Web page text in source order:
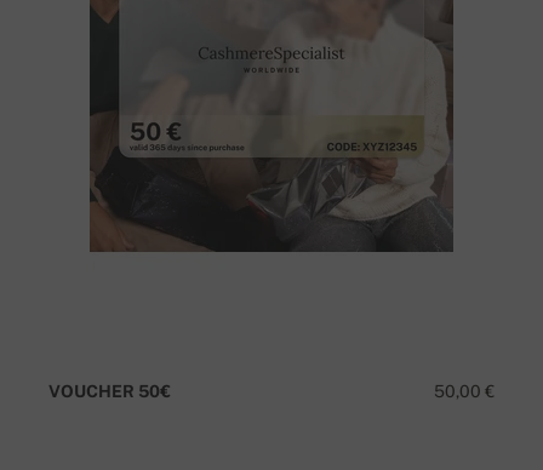
50,00 €
VOUCHER 50€